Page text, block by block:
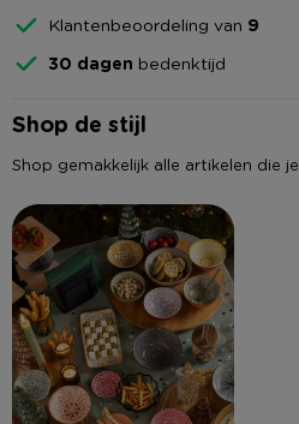
Klantenbeoordeling van 9
30 dagen bedenktijd
Shop de stijl
Shop gemakkelijk alle artikelen die